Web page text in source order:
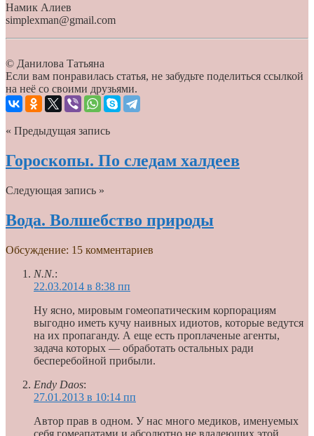
Намик Алиев
simplexman@gmail.com
© Данилова Татьяна
Если вам понравилась статья, не забудьте поделиться ссылкой
на неё со своими друзьями.
« Предыдущая запись
Гороскопы. По следам халдеев
Следующая запись »
Вода. Волшебство природы
Обсуждение: 15 комментариев
N.N.:
22.03.2014 в 8:38 пп
Ну ясно, мировым гомеопатическим корпорациям
выгодно иметь кучу наивных идиотов, которые ведутся
на их пропаганду. А еще есть проплаченые агенты,
задача которых — обработать остальных ради
бесперебойной прибыли.
Endy Daos:
27.01.2013 в 10:14 пп
Автор прав в одном. У нас много медиков, именуемых
себя гомеапатами и абсолютно не владеющих этой